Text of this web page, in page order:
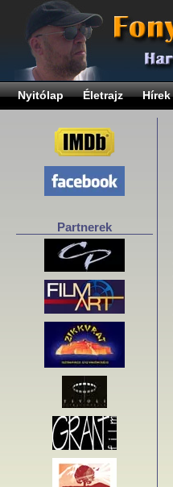
Nyitólap Életrajz Hírek
Partnerek